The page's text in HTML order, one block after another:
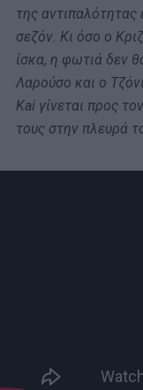
της αντιπαλότητας
σεζόν. Κι όσο ο
ίσκα, η φωτιά δεν
Λαρούσο και ο
Kai γίνεται προς
τους στην πλευρά